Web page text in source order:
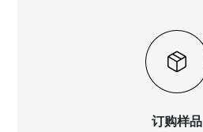
订购样品